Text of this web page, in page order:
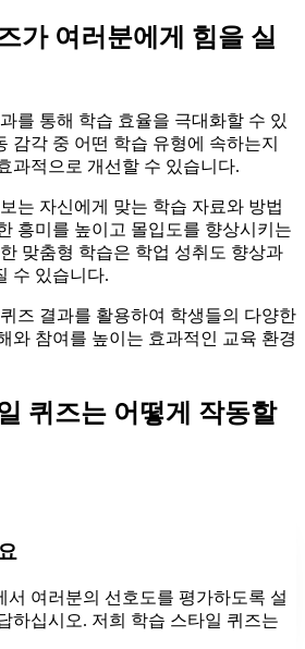
가 여러분에게 힘을 실
를 통해 학습 효율을 극대화할 수 있
감각 중 어떤 학습 유형에 속하는지
과적으로 개선할 수 있습니다.
는 자신에게 맞는 학습 자료와 방법
흥미를 높이고 몰입도를 향상시키는
맞춤형 학습은 학업 성취도 향상과
수 있습니다.
즈 결과를 활용하여 학생들의 다양한
와 참여를 높이는 효과적인 교육 환경
퀴즈는 어떻게 작동할
서 여러분의 선호도를 평가하도록 설
하십시오. 저희 학습 스타일 퀴즈는